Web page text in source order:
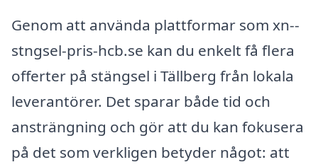
Genom att använda plattformar som xn--
stngsel-pris-hcb.se kan du enkelt få flera
offerter på stängsel i Tällberg från lokala
leverantörer. Det sparar både tid och
ansträngning och gör att du kan fokusera
på det som verkligen betyder något: att